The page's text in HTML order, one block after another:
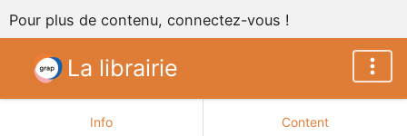
Pour plus de contenu, connectez-vous !
La librairie
Info Content